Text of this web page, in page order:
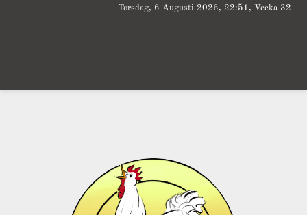
Torsdag, 6 Augusti 2026, 22:51, Vecka 32